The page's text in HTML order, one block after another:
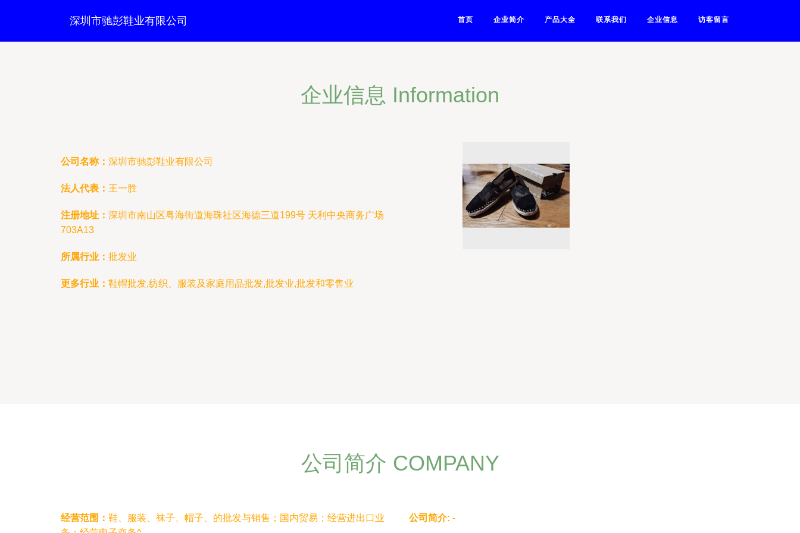
深圳市驰彭鞋业有限公司 首页 企业简介 产品大全 联系我们 企业信息 访客留言
企业信息 Information
公司名称： 深圳市驰彭鞋业有限公司
法人代表： 王一胜
注册地址： 深圳市南山区粤海街道海珠社区海德三道199号 天利中央商务广场
703A13
所属行业： 批发业
更多行业： 鞋帽批发,纺织、服装及家庭用品批发,批发业,批发和零售业
公司简介 COMPANY
经营范围： 鞋、服装、袜子、帽子、的批发与销售；国内贸易；经营进出口业
公司简介: -